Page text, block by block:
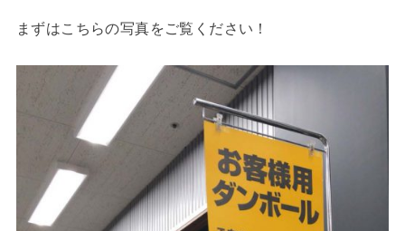
まずはこちらの写真をご覧ください！